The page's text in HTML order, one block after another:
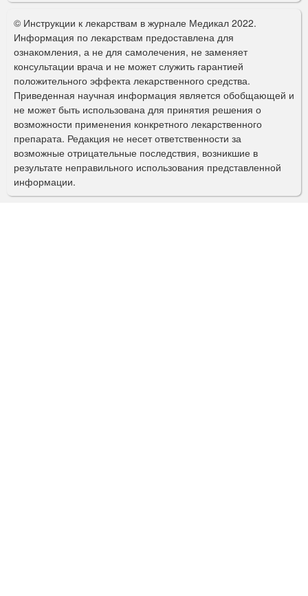
о
р
м
а
п
о
и
с
к
© Инструкции к лекарствам в журнале Медикал 2022.
Информация по лекарствам предоставлена для
ознакомления, а не для самолечения, не заменяет
консультации врача и не может служить гарантией
положительного эффекта лекарственного средства.
Приведенная научная информация является обобщающей и
не может быть использована для принятия решения о
возможности применения конкретного лекарственного
препарата. Редакция не несет ответственности за
возможные отрицательные последствия, возникшие в
результате неправильного использования представленной
информации.